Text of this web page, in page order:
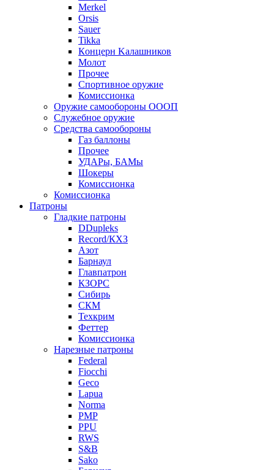
Merkel
Orsis
Sauer
Tikka
Кoнцеpн Kалашников
Молот
Прочее
Спортивное оружие
Комиссионка
Оружие самообороны ОООП
Служебное оружие
Средства самообороны
Газ баллоны
Прочее
УДАРы, БАМы
Шокеры
Комиссионка
Комиссионка
Патроны
Гладкие патроны
DDupleks
Record/КХЗ
Азот
Барнаул
Главпатрон
КЗОРС
Сибирь
СКМ
Техкрим
Феттер
Комиссионка
Нарезные патроны
Federal
Fiocchi
Geco
Lapua
Norma
PMP
PPU
RWS
S&B
Sako